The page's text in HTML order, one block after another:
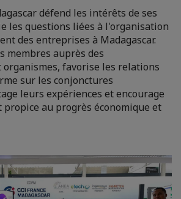
défend les intérêts de ses
les questions liées à l'organisation
des entreprises à Madagascar.
membres auprès des
favorise les relations
sur les conjonctures
leurs expériences et encourage
au progrès économique et